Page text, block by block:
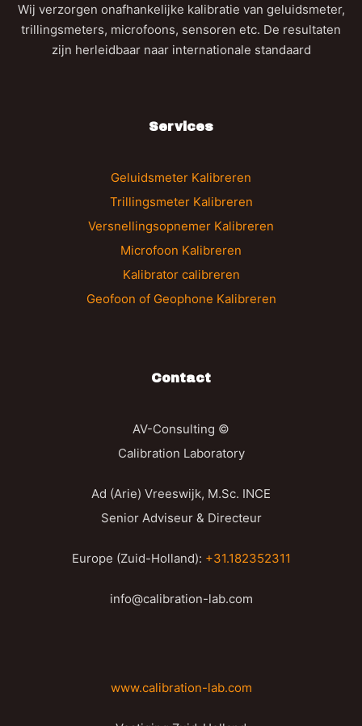
Wij verzorgen onafhankelijke kalibratie van geluidsmeter,
trillingsmeters, microfoons, sensoren etc. De resultaten
zijn herleidbaar naar internationale standaard
Services
Geluidsmeter Kalibreren
Trillingsmeter Kalibreren
Versnellingsopnemer Kalibreren
Microfoon Kalibreren
Kalibrator calibreren
Geofoon of Geophone Kalibreren
Contact
AV-Consulting ©
Calibration Laboratory
Ad (Arie) Vreeswijk, M.Sc. INCE
Senior Adviseur & Directeur
Europe (Zuid-Holland): +31.182352311
info@calibration-lab.com
www.calibration-lab.com